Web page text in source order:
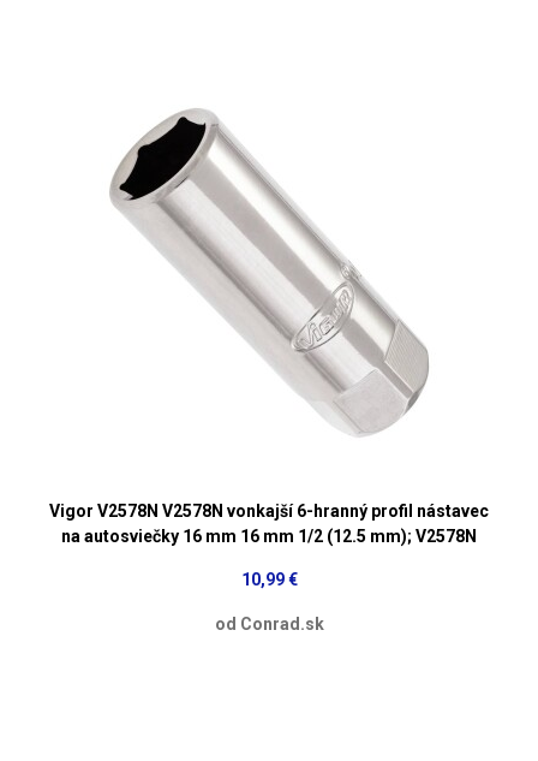
Vigor V2578N V2578N vonkajší 6-hranný profil nástavec
na autosviečky 16 mm 16 mm 1/2 (12.5 mm); V2578N
10,99 €
od Conrad.sk